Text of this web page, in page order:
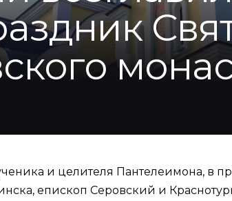
и целителя Пантелеимона, в
епископ Серовский и